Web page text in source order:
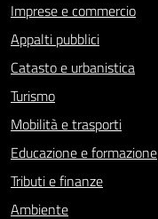
Imprese e commercio
Appalti pubblici
Catasto e urbanistica
Turismo
Mobilità e trasporti
Educazione e formazione
Tributi e finanze
Ambiente